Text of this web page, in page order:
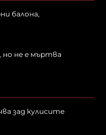
балона,
но не е мъртва
зад кулисите